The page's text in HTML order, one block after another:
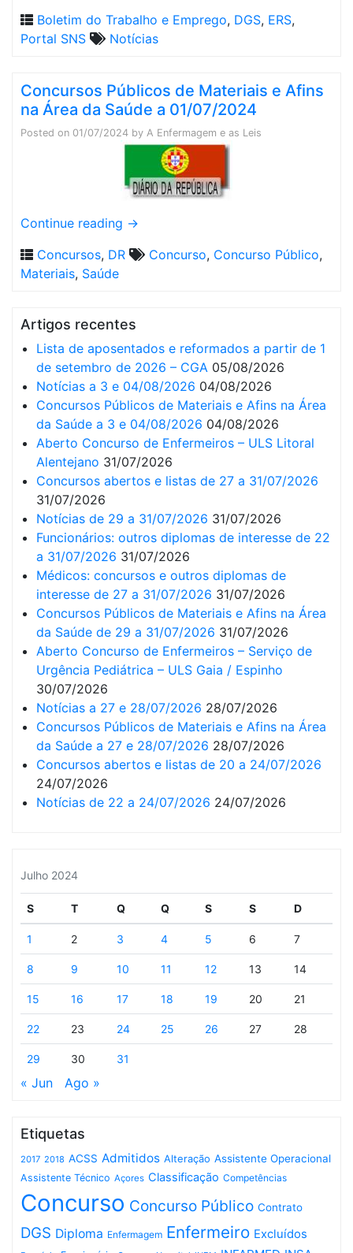
Boletim do Trabalho e Emprego, DGS, ERS,
Portal SNS
Notícias
Concursos Públicos de Materiais e Afins
na Área da Saúde a 01/07/2024
Posted on 01/07/2024 by A Enfermagem e as Leis
Continue reading →
Concursos, DR Concurso, Concurso Público,
Materiais, Saúde
Artigos recentes
Lista de aposentados e reformados a partir de 1
de setembro de 2026 – CGA 05/08/2026
Notícias a 3 e 04/08/2026 04/08/2026
Concursos Públicos de Materiais e Afins na Área
da Saúde a 3 e 04/08/2026 04/08/2026
Aberto Concurso de Enfermeiros – ULS Litoral
Alentejano 31/07/2026
Concursos abertos e listas de 27 a 31/07/2026
31/07/2026
Notícias de 29 a 31/07/2026 31/07/2026
Funcionários: outros diplomas de interesse de 22
a 31/07/2026 31/07/2026
Médicos: concursos e outros diplomas de
interesse de 27 a 31/07/2026 31/07/2026
Concursos Públicos de Materiais e Afins na Área
da Saúde de 29 a 31/07/2026 31/07/2026
Aberto Concurso de Enfermeiros – Serviço de
Urgência Pediátrica – ULS Gaia / Espinho
30/07/2026
Notícias a 27 e 28/07/2026 28/07/2026
Concursos Públicos de Materiais e Afins na Área
da Saúde a 27 e 28/07/2026 28/07/2026
Concursos abertos e listas de 20 a 24/07/2026
24/07/2026
Notícias de 22 a 24/07/2026 24/07/2026
Julho 2024
S T Q Q S S D
1 2 3 4 5 6 7
8 9 10 11 12 13 14
15 16 17 18 19 20 21
22 23 24 25 26 27 28
29 30 31
« Jun Ago »
Etiquetas
2017 2018 ACSS Admitidos Alteração Assistente Operacional
Assistente Técnico Açores Classificação Competências
Concurso Concurso Público Contrato
DGS Diploma Enfermagem Enfermeiro Excluídos